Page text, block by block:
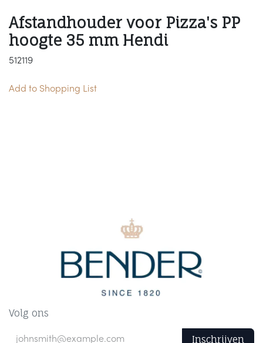
Afstandhouder voor Pizza's PP
hoogte 35 mm Hendi
512119
Add to Shopping List
Volg ons
Inschrijven